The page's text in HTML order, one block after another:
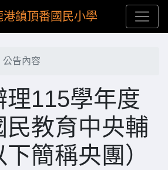
港鎮頂番國民小學
公告內容
理115學年度
民教育中央輔
簡稱央團）